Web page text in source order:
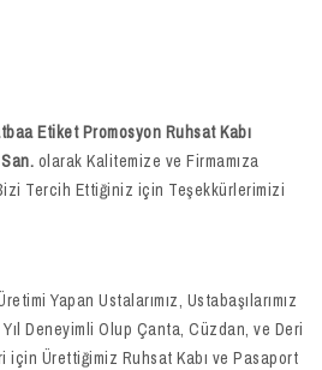
Etiket Promosyon Ruhsat Kabı
olarak Kalitemize ve Firmamıza
Tercih Ettiğiniz için Teşekkürlerimizi
Yapan Ustalarımız, Ustabaşılarımız
Yıl Deneyimli Olup Çanta, Cüzdan, ve Deri
için Ürettiğimiz Ruhsat Kabı ve Pasaport